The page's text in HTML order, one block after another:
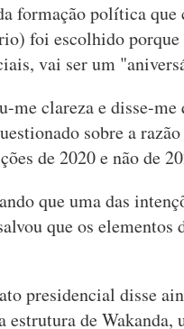
formação política
foi escolhido porque
vai ser um
me clareza e disse-
sobre a
de 2020 e não de
que uma das
que os elementos
presidencial disse
estrutura de